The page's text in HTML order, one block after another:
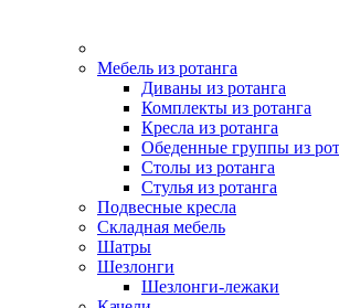
Мебель из ротанга
Диваны из ротанга
Комплекты из ротанга
Кресла из ротанга
Обеденные группы из
Столы из ротанга
Стулья из ротанга
Подвесные кресла
Складная мебель
Шатры
Шезлонги
Шезлонги-лежаки